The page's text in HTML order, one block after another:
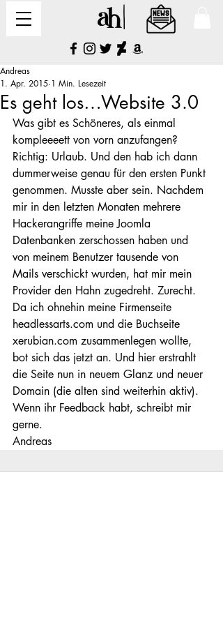
Es geht los…Website 3.0
Andreas
1. Apr. 2015 1 Min. Lesezeit
Was gibt es Schöneres, als einmal
kompleeeett von vorn anzufangen?
Richtig: Urlaub. Und den hab ich dann
dummerweise genau für den ersten Punkt
genommen. Musste aber sein. Nachdem
mir in den letzten Monaten mehrere
Hackerangriffe meine Joomla
Datenbanken zerschossen haben und
von meinem Benutzer tausende von
Mails verschickt wurden, hat mir mein
Provider den Hahn zugedreht. Zurecht.
Da ich ohnehin meine Firmenseite
headlessarts.com und die Buchseite
xerubian.com zusammenlegen wollte,
bot sich das jetzt an. Und hier erstrahlt
die Seite nun in neuem Glanz und neuer
Domain (die alten sind weiterhin aktiv).
Wenn ihr Feedback habt, schreibt mir
gerne.
Andreas